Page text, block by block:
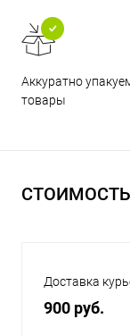
Аккуратно
товары
Доставка
900 руб.